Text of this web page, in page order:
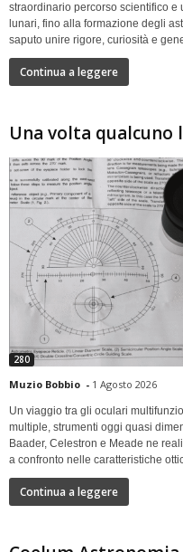
straordinario percorso scientifico e
lunari, fino alla formazione degli
saputo unire rigore, curiosità e
Continua a leggere
Una volta qualcuno
280
Muzio Bobbio - 1 Agosto 2026
Un viaggio tra gli oculari
multiple, strumenti oggi quasi
Baader, Celestron e Meade ne
a confronto nelle caratteristiche
Continua a leggere